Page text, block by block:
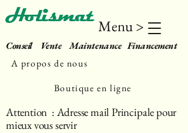
Menu >
Holismat
A propos de nous
Conseil Vente Maintenance Financement
Boutique en ligne
Attention : Adresse mail Principale pour
mieux vous servir